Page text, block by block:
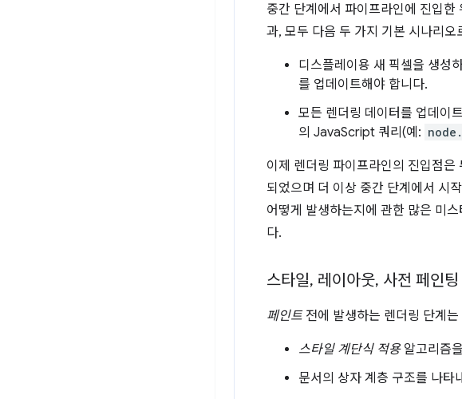
중간 단계에서 파이프라인에 진입
과, 모두 다음 두 가지 기본 시나리
디스플레이용 새 픽셀을 생성
를 업데이트해야 합니다.
모든 렌더링 데이터를 업데이
의 JavaScript 쿼리(예:
이제 렌더링 파이프라인의 진입점
되었으며 더 이상 중간 단계에서 시
어떻게 발생하는지에 관한 많은 미
다.
스타일, 레이아웃, 사전 페인
페인트전에 발생하는 렌더링 단계
스타일 계단식 적용알고리즘
문서의 상자 계층 구조를 나타